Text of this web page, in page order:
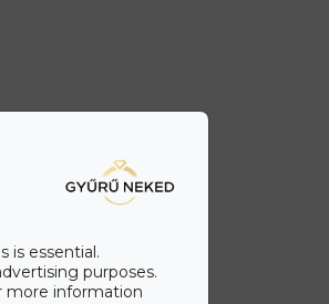
is essential.
purposes.
more information